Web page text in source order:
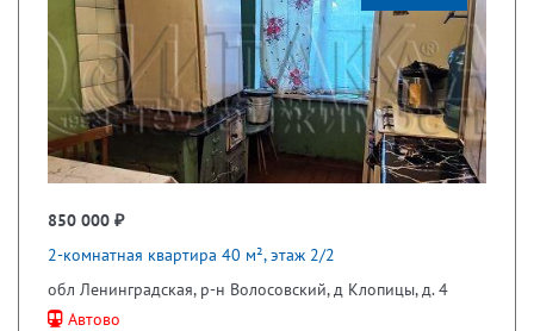
850 000 ₽
2-комнатная квартира 40 м², этаж 2/2
обл Ленинградская, р-н Волосовский, д Клопицы, д. 4
Автово